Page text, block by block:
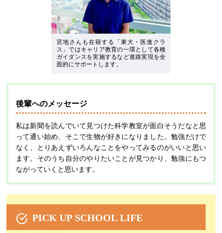
宮地さんも在籍する「東大・医進クラ
ス」ではキャリア教育の一環として各種
ガイダンスを実施するなど進路実現を全
面的にサポートします。
後輩へのメッセージ
私は新聞を読んでいて見つけた科学教室が面白そうだなと思
って通い始め、そこで生物が好きになりました。勉強だけで
なく、とりあえずいろんなことをやってみるのがいいと思い
ます。そのうち自分のやりたいことが見つかり、勉強にもつ
ながっていくと思います。
PICK UP SCHOOL LIFE